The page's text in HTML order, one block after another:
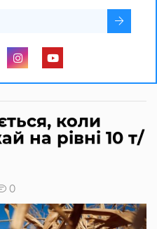
коли
на рівні 10 т/
0